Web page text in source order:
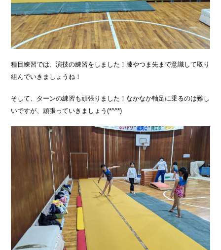
種目練習では、演技の練習をしました！膝やつま先まで意識して取り
組んでいきましょうね！
そして、ターンの練習も頑張りました！なかなか軸足に乗るのは難し
いですが、頑張っていきましょう(*^^*)